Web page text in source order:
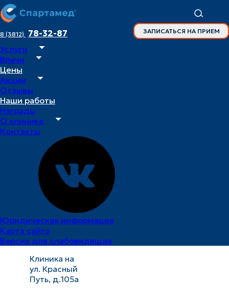
8 (3812) 78-32-87 ЗАПИСАТЬСЯ НА ПРИЕМ
Услуги
Врачи
Цены
Акции
Отзывы
Наши работы
Награды
О клинике
Контакты
Юридическая информация
Карта сайта
Версия для слабовидящих
Главная
Врачи
врач –
невролог
Черненко
Мария
Сергеевна
Специалист
принимает
по адресу:
Клиника на
ул. Красный
Путь, д.105а